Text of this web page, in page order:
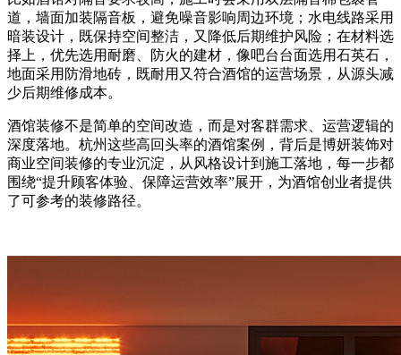
道，墙面加装隔音板，避免噪音影响周边环境；水电线路采用
暗装设计，既保持空间整洁，又降低后期维护风险；在材料选
择上，优先选用耐磨、防火的建材，像吧台台面选用石英石，
地面采用防滑地砖，既耐用又符合酒馆的运营场景，从源头减
少后期维修成本。
酒馆装修不是简单的空间改造，而是对客群需求、运营逻辑的
深度落地。杭州这些高回头率的酒馆案例，背后是博妍装饰对
商业空间装修的专业沉淀，从风格设计到施工落地，每一步都
围绕“提升顾客体验、保障运营效率”展开，为酒馆创业者提供
了可参考的装修路径。